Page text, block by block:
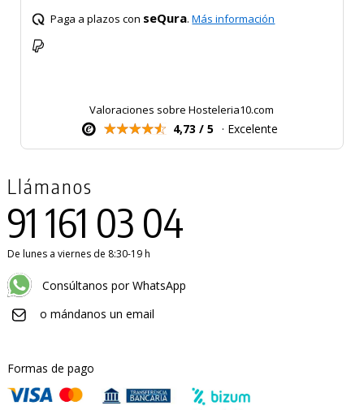
Paga a plazos con seQura.Más información
Valoraciones sobre Hosteleria10.com
4,73 / 5 · Excelente
Llámanos
91 161 03 04
De lunes a viernes de 8:30-19 h
Consúltanos por WhatsApp
o mándanos un email
Formas de pago